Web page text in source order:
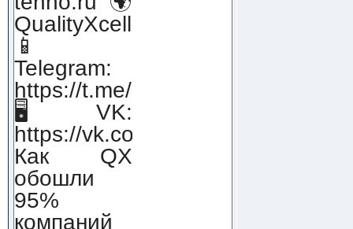
QualityXcellence.ru
📱
Telegram:
https://t.me/qx_lab_IT
🖥 VK:
https://vk.com/qualityxcellenc
Как QX
обошли
95%
компаний